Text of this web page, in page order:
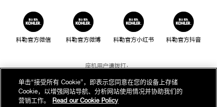
科勒官方微信 科勒官方微博 科勒官方小红书 科勒官方抖音
座机用户请拨打：
800-820-2628
手机用户请拨打：
单击“接受所有 Cookie”，即表示您同意在您的设备上存储
Cookie，以增强网站导航、分析网站使用情况并协助我们的
营销工作。
Read our Cookie Policy